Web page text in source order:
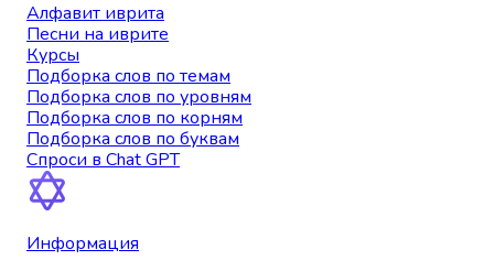
Алфавит иврита
Песни на иврите
Курсы
Подборка слов по темам
Подборка слов по уровням
Подборка слов по корням
Подборка слов по буквам
Спроси в Chat GPT
Информация